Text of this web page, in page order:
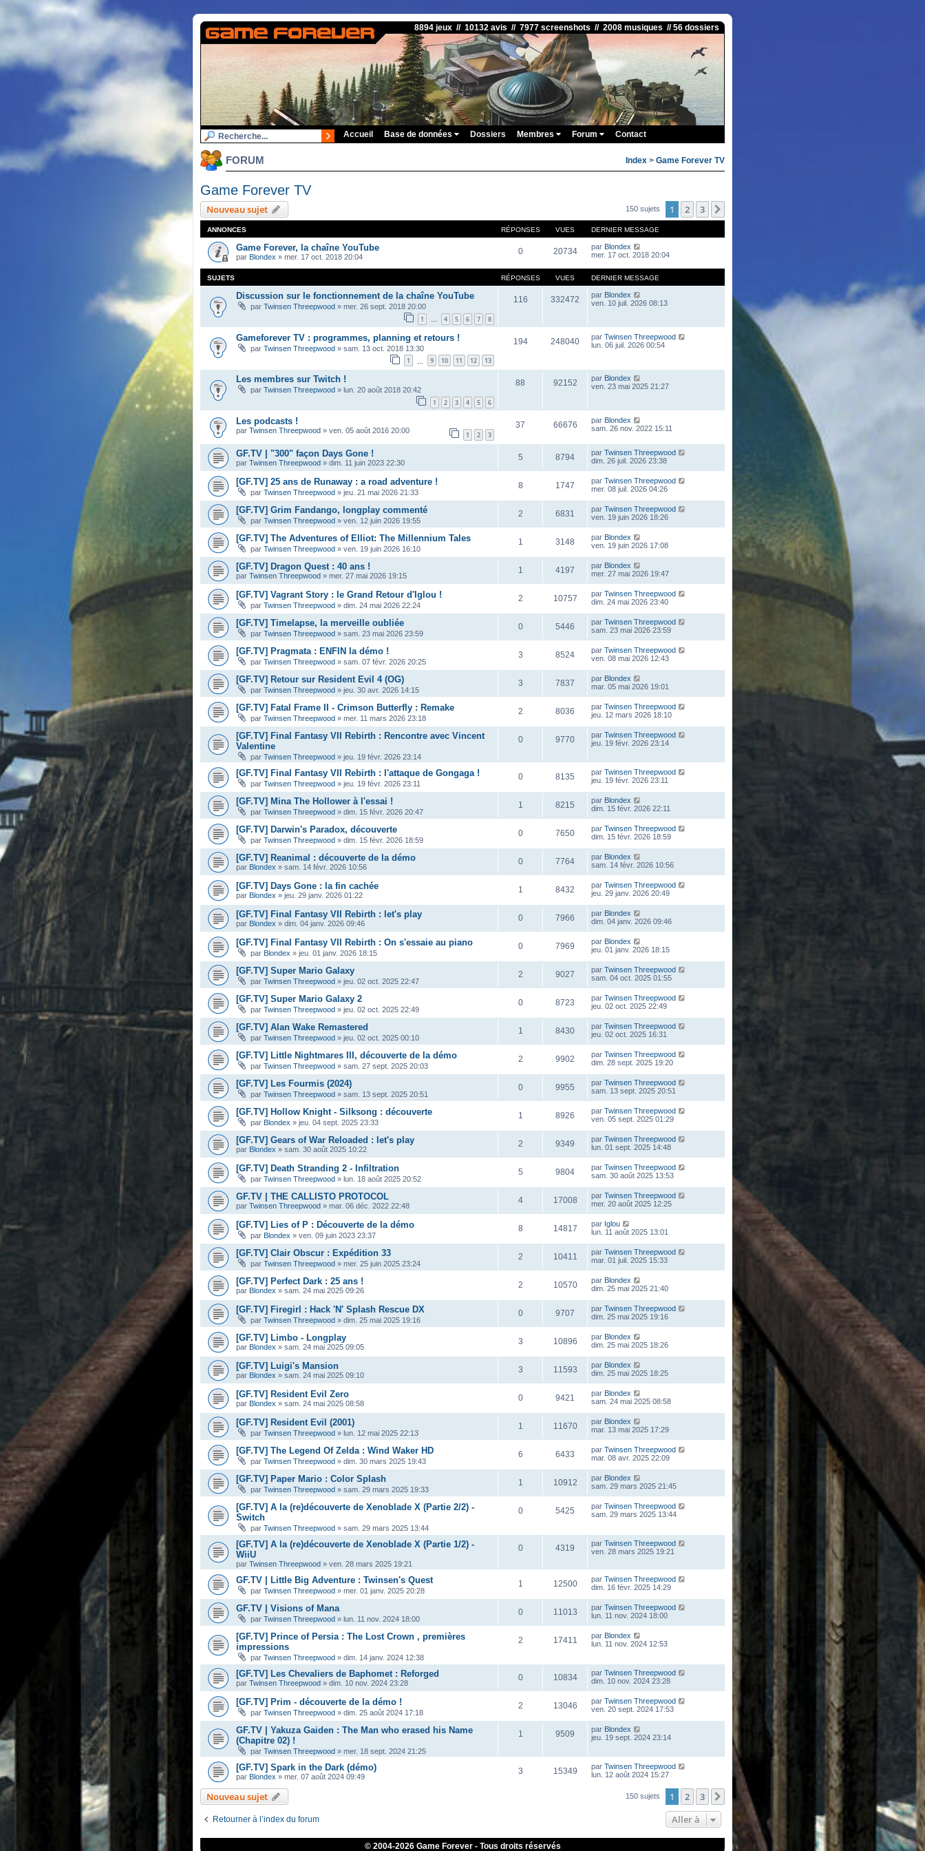
8894 jeux // 10132 avis // 7977 screenshots // 2008 musiques // 56 dossiers
Accueil Base de données Dossiers Membres Forum Contact
FORUM Index > Game Forever TV
Game Forever TV
Nouveau sujet 150 sujets 1 2 3
ANNONCES RÉPONSES VUES DERNIER MESSAGE
Game Forever, la chaîne YouTube
par Blondex » mer. 17 oct. 2018 20:04
0 20734 par Blondex
mer. 17 oct. 2018 20:04
SUJETS RÉPONSES VUES DERNIER MESSAGE
Discussion sur le fonctionnement de la chaîne YouTube
par Twinsen Threepwood » mer. 26 sept. 2018 20:00
1 … 4 5 6 7 8
116 332472 par Blondex
ven. 10 juil. 2026 08:13
Gameforever TV : programmes, planning et retours !
par Twinsen Threepwood » sam. 13 oct. 2018 13:30
1 9 10 11 12 13
194 248040 par Twinsen Threepwood
lun. 06 juil. 2026 00:54
Les membres sur Twitch !
par Twinsen Threepwood » lun. 20 août 2018 20:42
1 2 3 4 5 6
88 92152 par Blondex
ven. 23 mai 2025 21:27
Les podcasts !
par Twinsen Threepwood » ven. 05 août 2016 20:00 1 2 3
37 66676 par Blondex
sam. 26 nov. 2022 15:11
GF.TV | "300" façon Days Gone !
par Twinsen Threepwood » dim. 11 juin 2023 22:30
5 8794 par Twinsen Threepwood
dim. 26 juil. 2026 23:38
[GF.TV] 25 ans de Runaway : a road adventure !
par Twinsen Threepwood » jeu. 21 mai 2026 21:33
8 1747 par Twinsen Threepwood
mer. 08 juil. 2026 04:26
[GF.TV] Grim Fandango, longplay commenté
par Twinsen Threepwood » ven. 12 juin 2026 19:55
2 6831 par Twinsen Threepwood
ven. 19 juin 2026 18:26
[GF.TV] The Adventures of Elliot: The Millennium Tales
par Twinsen Threepwood » ven. 19 juin 2026 16:10
1 3148 par Blondex
ven. 19 juin 2026 17:08
[GF.TV] Dragon Quest : 40 ans !
par Twinsen Threepwood » mer. 27 mai 2026 19:15
1 4197 par Blondex
mer. 27 mai 2026 19:47
[GF.TV] Vagrant Story : le Grand Retour d'Iglou !
par Twinsen Threepwood » dim. 24 mai 2026 22:24
2 10757 par Twinsen Threepwood
dim. 24 mai 2026 23:40
[GF.TV] Timelapse, la merveille oubliée
par Twinsen Threepwood » sam. 23 mai 2026 23:59
0 5446 par Twinsen Threepwood
sam. 23 mai 2026 23:59
[GF.TV] Pragmata : ENFIN la démo !
par Twinsen Threepwood » sam. 07 févr. 2026 20:25
3 8524 par Twinsen Threepwood
ven. 08 mai 2026 12:43
[GF.TV] Retour sur Resident Evil 4 (OG)
par Twinsen Threepwood » jeu. 30 avr. 2026 14:15
3 7837 par Blondex
mar. 05 mai 2026 19:01
[GF.TV] Fatal Frame II - Crimson Butterfly : Remake
par Twinsen Threepwood » mer. 11 mars 2026 23:18
2 8036 par Twinsen Threepwood
jeu. 12 mars 2026 18:10
[GF.TV] Final Fantasy VII Rebirth : Rencontre avec Vincent
Valentine
par Twinsen Threepwood » jeu. 19 févr. 2026 23:14
0 9770 par Twinsen Threepwood
jeu. 19 févr. 2026 23:14
[GF.TV] Final Fantasy VII Rebirth : l'attaque de Gongaga !
par Twinsen Threepwood » jeu. 19 févr. 2026 23:11
0 8135 par Twinsen Threepwood
jeu. 19 févr. 2026 23:11
[GF.TV] Mina The Hollower à l'essai !
par Twinsen Threepwood » dim. 15 févr. 2026 20:47
1 8215 par Blondex
dim. 15 févr. 2026 22:11
[GF.TV] Darwin's Paradox, découverte
par Twinsen Threepwood » dim. 15 févr. 2026 18:59
0 7650 par Twinsen Threepwood
dim. 15 févr. 2026 18:59
[GF.TV] Reanimal : découverte de la démo
par Blondex » sam. 14 févr. 2026 10:56
0 7764 par Blondex
sam. 14 févr. 2026 10:56
[GF.TV] Days Gone : la fin cachée
par Blondex » jeu. 29 janv. 2026 01:22
1 8432 par Twinsen Threepwood
jeu. 29 janv. 2026 20:49
[GF.TV] Final Fantasy VII Rebirth : let's play
par Blondex » dim. 04 janv. 2026 09:46
0 7966 par Blondex
dim. 04 janv. 2026 09:46
[GF.TV] Final Fantasy VII Rebirth : On s'essaie au piano
par Blondex » jeu. 01 janv. 2026 18:15
0 7969 par Blondex
jeu. 01 janv. 2026 18:15
[GF.TV] Super Mario Galaxy
par Twinsen Threepwood » jeu. 02 oct. 2025 22:47
2 9027 par Twinsen Threepwood
sam. 04 oct. 2025 01:55
[GF.TV] Super Mario Galaxy 2
par Twinsen Threepwood » jeu. 02 oct. 2025 22:49
0 8723 par Twinsen Threepwood
jeu. 02 oct. 2025 22:49
[GF.TV] Alan Wake Remastered
par Twinsen Threepwood » jeu. 02 oct. 2025 00:10
1 8430 par Twinsen Threepwood
jeu. 02 oct. 2025 16:31
[GF.TV] Little Nightmares III, découverte de la démo
par Twinsen Threepwood » sam. 27 sept. 2025 20:03
2 9902 par Twinsen Threepwood
dim. 28 sept. 2025 19:20
[GF.TV] Les Fourmis (2024)
par Twinsen Threepwood » sam. 13 sept. 2025 20:51
0 9955 par Twinsen Threepwood
sam. 13 sept. 2025 20:51
[GF.TV] Hollow Knight - Silksong : découverte
par Blondex » jeu. 04 sept. 2025 23:33
1 8926 par Twinsen Threepwood
ven. 05 sept. 2025 01:29
[GF.TV] Gears of War Reloaded : let's play
par Blondex » sam. 30 août 2025 10:22
2 9349 par Twinsen Threepwood
lun. 01 sept. 2025 14:48
[GF.TV] Death Stranding 2 - Infiltration
par Twinsen Threepwood » lun. 18 août 2025 20:52
5 9804 par Twinsen Threepwood
sam. 30 août 2025 13:53
GF.TV | THE CALLISTO PROTOCOL
par Twinsen Threepwood » mar. 06 déc. 2022 22:48
4 17008 par Twinsen Threepwood
mer. 20 août 2025 12:25
[GF.TV] Lies of P : Découverte de la démo
par Blondex » ven. 09 juin 2023 23:37
8 14817 par Iglou
lun. 11 août 2025 13:01
[GF.TV] Clair Obscur : Expédition 33
par Twinsen Threepwood » mer. 25 juin 2025 23:24
2 10411 par Twinsen Threepwood
mar. 01 juil. 2025 15:33
[GF.TV] Perfect Dark : 25 ans !
par Blondex » sam. 24 mai 2025 09:26
2 10570 par Blondex
dim. 25 mai 2025 21:40
[GF.TV] Firegirl : Hack 'N' Splash Rescue DX
par Twinsen Threepwood » dim. 25 mai 2025 19:16
0 9707 par Twinsen Threepwood
dim. 25 mai 2025 19:16
[GF.TV] Limbo - Longplay
par Blondex » sam. 24 mai 2025 09:05
3 10896 par Blondex
dim. 25 mai 2025 18:26
[GF.TV] Luigi's Mansion
par Blondex » sam. 24 mai 2025 09:10
3 11593 par Blondex
dim. 25 mai 2025 18:25
[GF.TV] Resident Evil Zero
par Blondex » sam. 24 mai 2025 08:58
0 9421 par Blondex
sam. 24 mai 2025 08:58
[GF.TV] Resident Evil (2001)
par Twinsen Threepwood » lun. 12 mai 2025 22:13
1 11670 par Blondex
mar. 13 mai 2025 17:29
[GF.TV] The Legend Of Zelda : Wind Waker HD
par Twinsen Threepwood » dim. 30 mars 2025 19:43
6 6433 par Twinsen Threepwood
mar. 08 avr. 2025 22:09
[GF.TV] Paper Mario : Color Splash
par Twinsen Threepwood » sam. 29 mars 2025 19:33
1 10912 par Blondex
sam. 29 mars 2025 21:45
[GF.TV] A la (re)découverte de Xenoblade X (Partie 2/2) -
Switch
par Twinsen Threepwood » sam. 29 mars 2025 13:44
0 5425 par Twinsen Threepwood
sam. 29 mars 2025 13:44
[GF.TV] A la (re)découverte de Xenoblade X (Partie 1/2) -
WiiU
par Twinsen Threepwood » ven. 28 mars 2025 19:21
0 4319 par Twinsen Threepwood
ven. 28 mars 2025 19:21
GF.TV | Little Big Adventure : Twinsen's Quest
par Twinsen Threepwood » mer. 01 janv. 2025 20:28
1 12500 par Twinsen Threepwood
dim. 16 févr. 2025 14:29
GF.TV | Visions of Mana
par Twinsen Threepwood » lun. 11 nov. 2024 18:00
0 11013 par Twinsen Threepwood
lun. 11 nov. 2024 18:00
[GF.TV] Prince of Persia : The Lost Crown , premières
impressions
par Twinsen Threepwood » dim. 14 janv. 2024 12:38
2 17411 par Blondex
lun. 11 nov. 2024 12:53
[GF.TV] Les Chevaliers de Baphomet : Reforged
par Twinsen Threepwood » dim. 10 nov. 2024 23:28
0 10834 par Twinsen Threepwood
dim. 10 nov. 2024 23:28
[GF.TV] Prim - découverte de la démo !
par Twinsen Threepwood » dim. 25 août 2024 17:18
2 13046 par Twinsen Threepwood
ven. 20 sept. 2024 17:53
GF.TV | Yakuza Gaiden : The Man who erased his Name
(Chapitre 02) !
par Twinsen Threepwood » mer. 18 sept. 2024 21:25
1 9509 par Blondex
jeu. 19 sept. 2024 23:14
[GF.TV] Spark in the Dark (démo)
par Blondex » mer. 07 août 2024 09:49
3 15349 par Twinsen Threepwood
lun. 12 août 2024 15:27
Nouveau sujet 150 sujets 1 2 3 Suivante
Retourner à l’index du forum Aller à
© 2004-2026 Game Forever - Tous droits réservés